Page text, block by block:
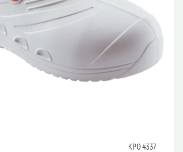
КРО 4337